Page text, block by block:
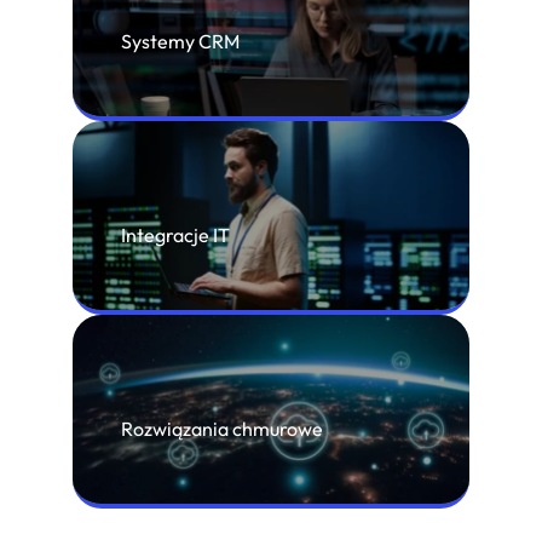
wykwalifikowanych specjalistów, którzy stale podnoszą
swoje kompetencje i śledzą najnowsze osiągnięcia
technologiczne.
Systemy CRM
Integracje IT
Rozwiązania chmurowe